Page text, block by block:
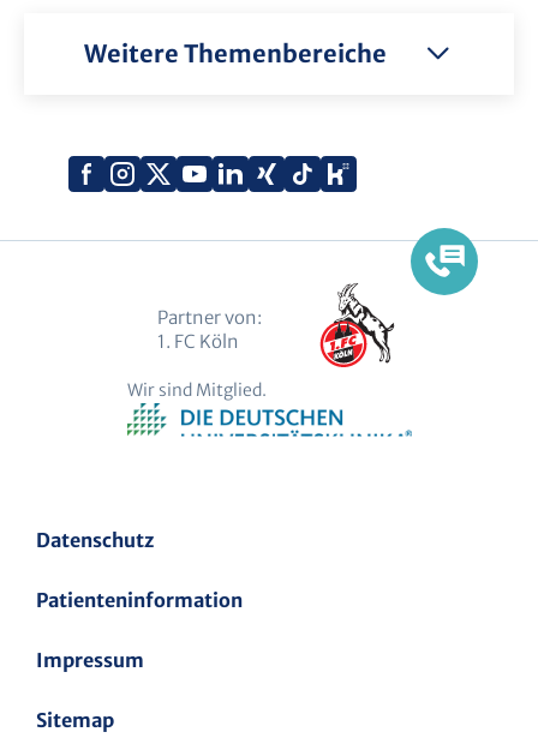
Weitere Themenbereiche
Facebook
Instagram
X
YouTube
LinkedIn
Xing TiktokKununu
Datenschutz
Patienteninformation
Impressum
Sitemap
Partner von:
1. FC Köln
Wir sind Mitglied.